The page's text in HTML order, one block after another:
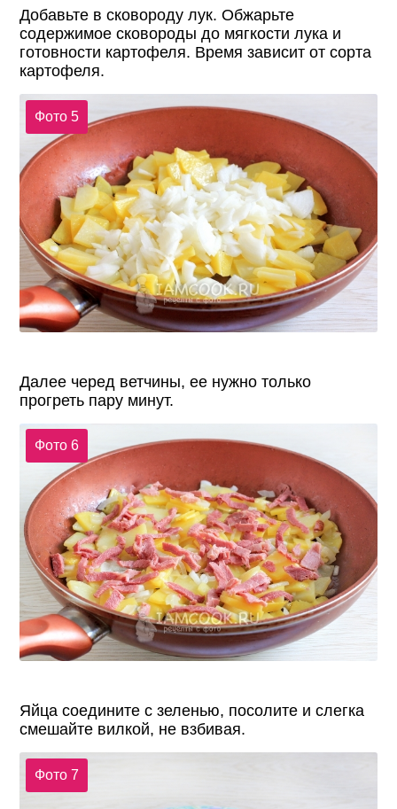
Добавьте в сковороду лук. Обжарьте
содержимое сковороды до мягкости лука и
готовности картофеля. Время зависит от сорта
картофеля.
Фото 5
Далее черед ветчины, ее нужно только
прогреть пару минут.
Фото 6
Яйца соедините с зеленью, посолите и слегка
смешайте вилкой, не взбивая.
Фото 7